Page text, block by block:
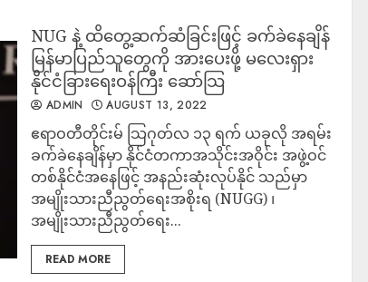
NUG နဲ့ ထိတွေ့ဆက်ဆံခြင်းဖြင့် ခက်ခဲနေချိန်
မြန်မာပြည်သူတွေကို အားပေးဖို့ မလေးရှား
နိုင်ငံခြားရေးဝန်ကြီး ဆော်သြ
ADMIN AUGUST 13, 2022
ဧရာဝတီတိုင်းမ် သြဂုတ်လ ၁၃ ရက် ယခုလို အရမ်း
ခက်ခဲနေချိန်မှာ နိုင်ငံတကာအသိုင်းအဝိုင်း အဖွဲ့ဝင်
တစ်နိုင်ငံအနေဖြင့် အနည်းဆုံးလုပ်နိုင် သည်မှာ
အမျိုးသားညီညွတ်ရေးအစိုးရ (NUGG) ၊
အမျိုးသားညီညွတ်ရေး...
READ MORE